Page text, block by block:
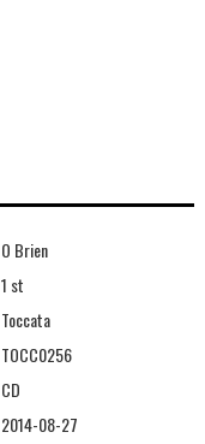
O Brien
1 st
Toccata
TOCC0256
CD
2014-08-27